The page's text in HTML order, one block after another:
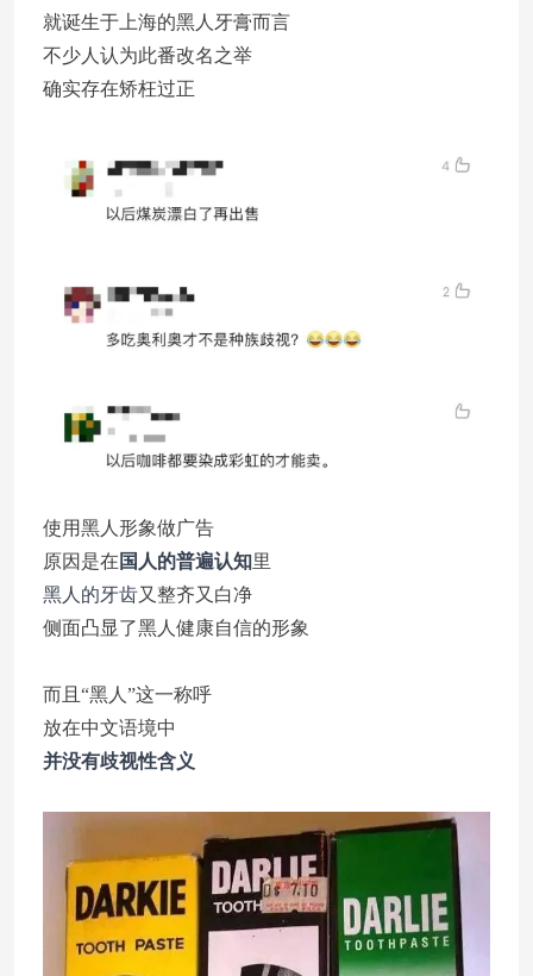
就诞生于上海的黑人牙膏而言
不少人认为此番改名之举
确实存在矫枉过正
使用黑人形象做广告
原因是在 国人的普遍认知里
黑人的牙齿又整齐又白净
侧面凸显了黑人健康自信的形象
而且“黑人”这一称呼
放在中文语境中
并没有歧视性含义